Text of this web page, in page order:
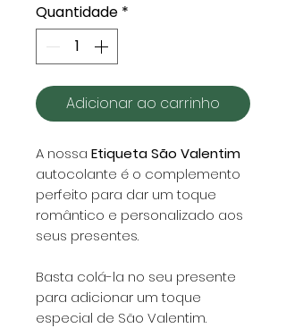
Quantidade *
Adicionar ao carrinho
A nossa Etiqueta São Valentim
autocolante é o complemento
perfeito para dar um toque
romântico e personalizado aos
seus presentes.
Basta colá-la no seu presente
para adicionar um toque
especial de São Valentim.